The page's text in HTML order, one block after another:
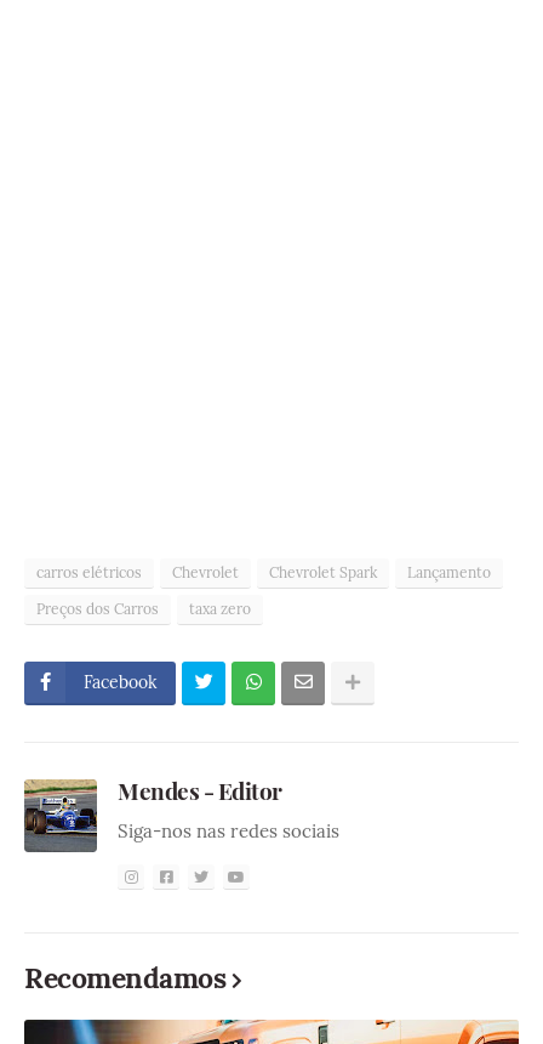
carros elétricos Chevrolet Chevrolet Spark
Lançamento
Preços dos Carros
taxa zero
Facebook
Mendes - Editor
Siga-nos nas redes sociais
Recomendamos